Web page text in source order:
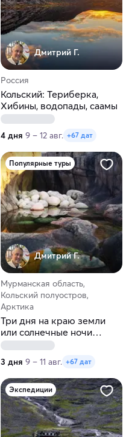
Дмитрий Г.
Россия
Кольский: Териберка,
Хибины, водопады, саамы
4 дня 9 – 12 авг. +67 дат
Популярные туры
Дмитрий Г.
Мурманская область,
Кольский полуостров,
Арктика
Три дня на краю земли
или солнечные ночи
Крайнего Севера.
3 дня 9 – 11 авг. +67 дат
Экспедиции